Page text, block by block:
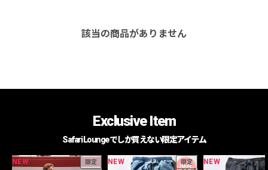
該当の商品がありません
Exclusive Item
Safari Loungeでしか買えない限定アイテム
NEW 限定 NEW 限定 NEW